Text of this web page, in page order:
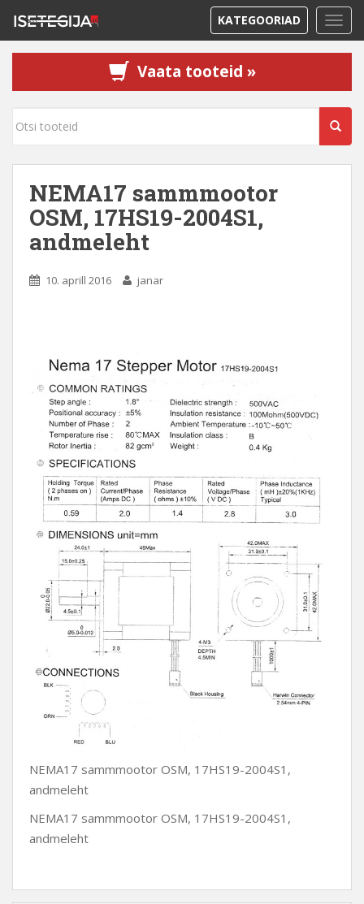
KATEGOORIAD
Vaata tooteid »
NEMA17 sammmootor
OSM, 17HS19-2004S1,
andmeleht
10. aprill 2016 janar
NEMA17 sammmootor OSM, 17HS19-2004S1,
andmeleht
NEMA17 sammmootor OSM, 17HS19-2004S1,
andmeleht